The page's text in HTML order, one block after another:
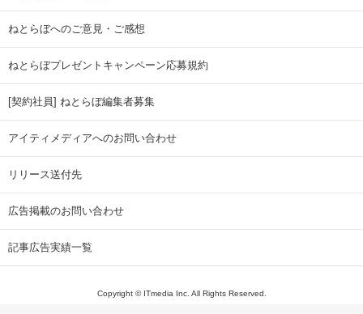
ねとらぼへのご意見・ご感想
ねとらぼプレゼントキャンペーン応募規約
[契約社員] ねとらぼ編集者募集
アイティメディアへのお問い合わせ
リリース送付先
広告掲載のお問い合わせ
記事広告実績一覧
Copyright © ITmedia Inc. All Rights Reserved.